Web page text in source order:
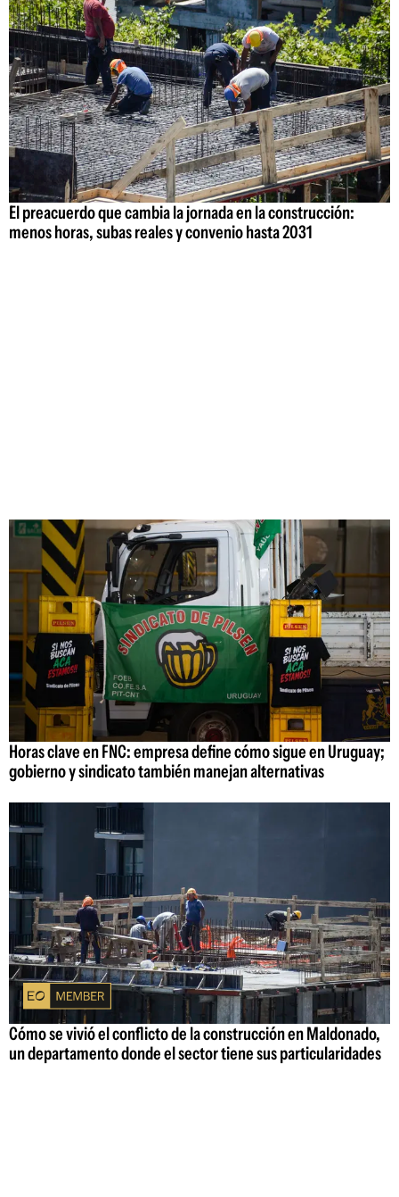
El preacuerdo que cambia la jornada en la construcción:
menos horas, subas reales y convenio hasta 2031
Horas clave en FNC: empresa define cómo sigue en Uruguay;
gobierno y sindicato también manejan alternativas
Cómo se vivió el conflicto de la construcción en Maldonado,
un departamento donde el sector tiene sus particularidades